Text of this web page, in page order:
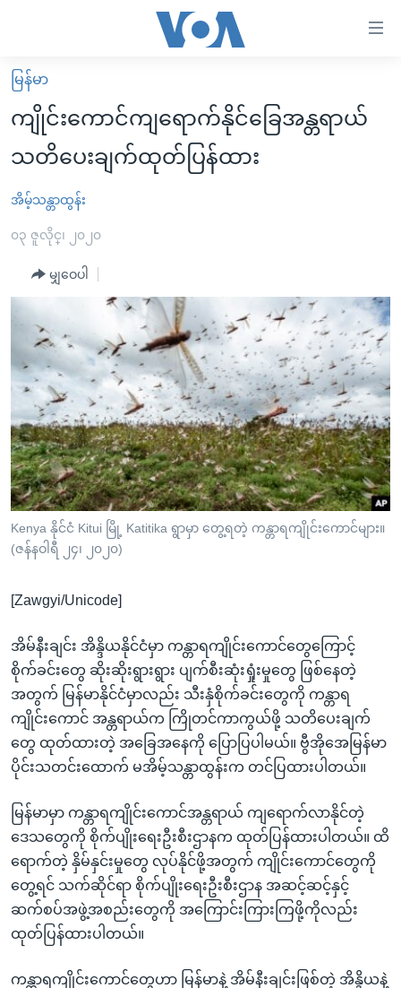
လွယ်ကူ
စေ
များ
ပင်မ
ပင်မ
ညွန်း
စာမျက်နှာ
သို့
ကျော်
ကြည့်
ရန်
ရန်
သို့
ကျော်
ရန်
မူလစာမျက်နှာ
မြန်မာ
ကမ္ဘာ့သတင်းများ
နိုင်ငံတကာ
အစ္စရေး-ပါလက်စတိုင်း
ဗွီဒီယို
အင်္ဂလိပ်စာလေ့လာမယ်
မကြေးမုံရဲ့ အင်္ဂလိပ်စာ
ရုပ်ရှင်ထဲက အင်္ဂလိပ်စာ
သုတပဒေသာ အင်္ဂလိပ်စာ
ရေဒီယို
တီဗွီ
ရေဒီယိုနှင့်ရုပ်သံ အချက်အလက်များ
ရေဒီယို/တီဗွီအစီအစဉ်
Learning English
ဗွီအိုအေ လူမှုကွန်ယက်များ
မြန်မာ
ကျိုင်းကောင်ကျရောက်နိုင်ခြေအန္တရာယ်
သတိပေးချက်ထုတ်ပြန်ထား
အိမ့်သန္တာထွန်း
၀၃ ဇူလိုင္၊ ၂၀၂၀
မျှဝေပါ
Kenya နိုင်ငံ Kitui မြို့ Katitika ရွာမှာ တွေ့ရတဲ့ ကန္တာရကျိုင်းကောင်များ။
(ဇန်နဝါရီ ၂၄၊ ၂၀၂၀)
[Zawgyi/Unicode]
အိမ်နီးချင်း အိန္ဒိယနိုင်ငံမှာ ကန္တာရကျိုင်းကောင်တွေကြောင့်
စိုက်ခင်းတွေ ဆိုးဆိုးရွားရွား ပျက်စီးဆုံးရှုံးမှုတွေ ဖြစ်နေတဲ့
အတွက် မြန်မာနိုင်ငံမှာလည်း သီးနှံစိုက်ခင်းတွေကို ကန္တာရ
ကျိုင်းကောင် အန္တရာယ်က ကြိုတင်ကာကွယ်ဖို့ သတိပေးချက်
တွေ ထုတ်ထားတဲ့ အခြေအနေကို ပြောပြပါမယ်။ ဗွီအိုအေမြန်မာ
ပိုင်းသတင်းထောက် မအိမ့်သန္တာထွန်းက တင်ပြထားပါတယ်။
မြန်မာမှာ ကန္တာရကျိုင်းကောင်အန္တရာယ် ကျရောက်လာနိုင်တဲ့
ဒေသတွေကို စိုက်ပျိုးရေးဦးစီးဌာနက ထုတ်ပြန်ထားပါတယ်။ ထိ
ရောက်တဲ့ နှိမ်နှင်းမှုတွေ လုပ်နိုင်ဖို့အတွက် ကျိုင်းကောင်တွေကို
တွေ့ရင် သက်ဆိုင်ရာ စိုက်ပျိုးရေးဦးစီးဌာန အဆင့်ဆင့်နှင့်
ဆက်စပ်အဖွဲ့အစည်းတွေကို အကြောင်းကြားကြဖို့ကိုလည်း
ထုတ်ပြန်ထားပါတယ်။
ကန္တာရကျိုင်းကောင်တွေဟာ မြန်မာနဲ့ အိမ်နီးချင်းဖြစ်တဲ့ အိန္ဒိယနဲ့